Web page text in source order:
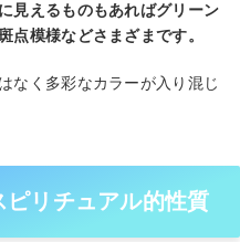
見えるものもあればグリーン
点模様などさまざまです。
なく多彩なカラーが入り混じ
リチュアル的性質